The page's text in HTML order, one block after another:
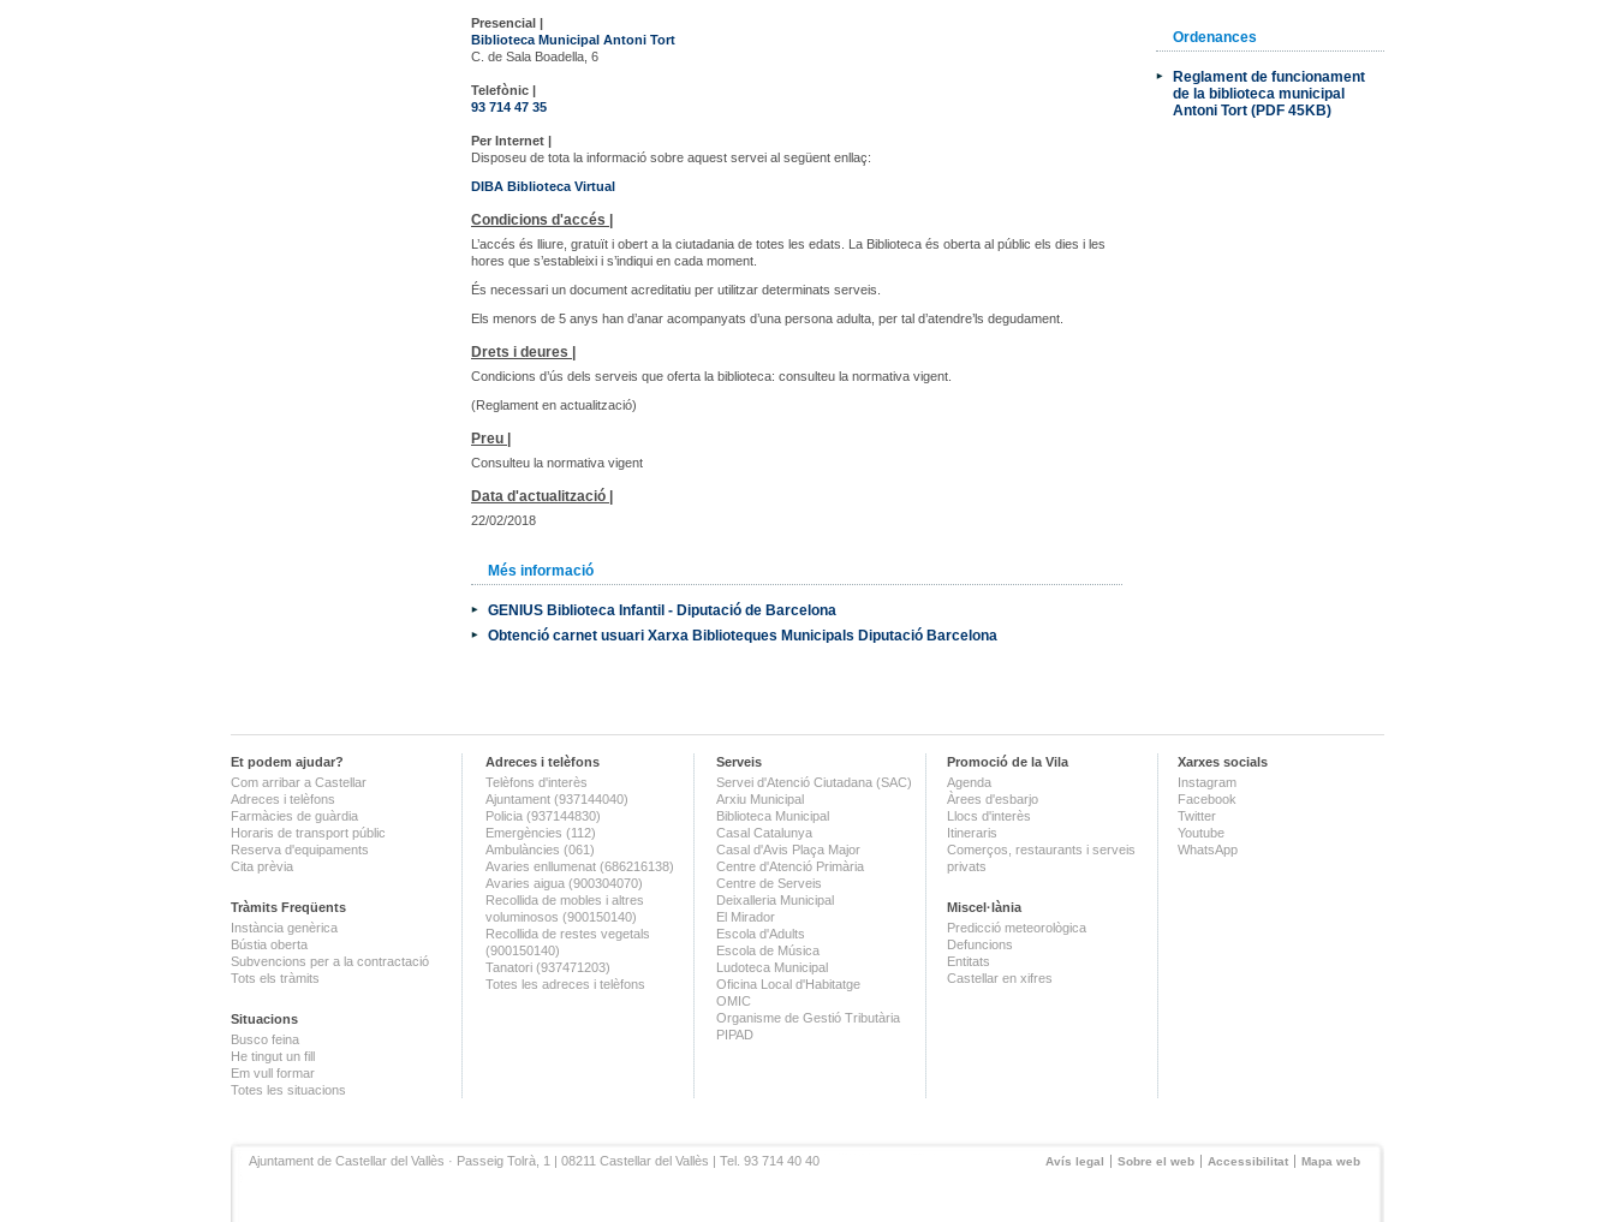
Presencial |
Biblioteca Municipal Antoni Tort
C. de Sala Boadella, 6
Telefònic |
93 714 47 35
Per Internet |
Disposeu de tota la informació sobre aquest servei al següent enllaç:
DIBA Biblioteca Virtual
Condicions d'accés |
L’accés és lliure, gratuït i obert a la ciutadania de totes les edats. La Biblioteca és oberta al públic els dies i les
hores que s’estableixi i s’indiqui en cada moment.
És necessari un document acreditatiu per utilitzar determinats serveis.
Els menors de 5 anys han d’anar acompanyats d’una persona adulta, per tal d’atendre’ls degudament.
Drets i deures |
Condicions d’ús dels serveis que oferta la biblioteca: consulteu la normativa vigent.
(Reglament en actualització)
Preu |
Consulteu la normativa vigent
Data d'actualització |
22/02/2018
Més informació
GENIUS Biblioteca Infantil - Diputació de Barcelona
Obtenció carnet usuari Xarxa Biblioteques Municipals Diputació Barcelona
Ordenances
Reglament de funcionament
de la biblioteca municipal
Antoni Tort (PDF 45KB)
Et podem ajudar?
Com arribar a Castellar
Adreces i telèfons
Farmàcies de guàrdia
Horaris de transport públic
Reserva d'equipaments
Cita prèvia
Tràmits Freqüents
Instància genèrica
Bústia oberta
Subvencions per a la contractació
Tots els tràmits
Situacions
Busco feina
He tingut un fill
Em vull formar
Totes les situacions
Adreces i telèfons
Telèfons d'interès
Ajuntament (937144040)
Policia (937144830)
Emergències (112)
Ambulàncies (061)
Avaries enllumenat (686216138)
Avaries aigua (900304070)
Recollida de mobles i altres
voluminosos (900150140)
Recollida de restes vegetals
(900150140)
Tanatori (937471203)
Totes les adreces i telèfons
Serveis
Servei d'Atenció Ciutadana (SAC)
Arxiu Municipal
Biblioteca Municipal
Casal Catalunya
Casal d'Avis Plaça Major
Centre d'Atenció Primària
Centre de Serveis
Deixalleria Municipal
El Mirador
Escola d'Adults
Escola de Música
Ludoteca Municipal
Oficina Local d'Habitatge
OMIC
Organisme de Gestió Tributària
PIPAD
Promoció de la Vila
Agenda
Àrees d'esbarjo
Llocs d'interès
Itineraris
Comerços, restaurants i serveis
privats
Miscel·lània
Predicció meteorològica
Defuncions
Entitats
Castellar en xifres
Xarxes socials
Instagram
Facebook
Twitter
Youtube
WhatsApp
Avís legal Sobre el web Accessibilitat Mapa web
Ajuntament de Castellar del Vallès · Passeig Tolrà, 1 | 08211 Castellar del Vallès | Tel. 93 714 40 40